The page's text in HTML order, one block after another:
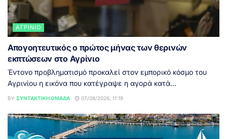
ΑΓΡΊΝΙΟ
Απογοητευτικός ο πρώτος μήνας των θερινών
εκπτώσεων στο Αγρίνιο
Έντονο προβληματισμό προκαλεί στον εμπορικό κόσμο του
Αγρινίου η εικόνα που κατέγραψε η αγορά κατά...
BY ΣΥΝΤΑΚΤΙΚΉ ΟΜΆΔΑ 07/08/2026, 11:19